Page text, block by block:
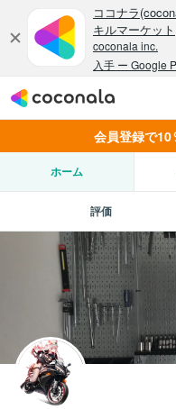
会員登録で10
ホーム
評価